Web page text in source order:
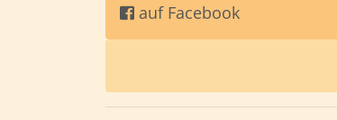
auf Facebook